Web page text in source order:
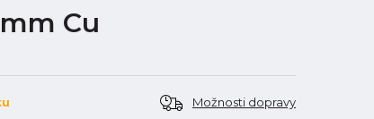
Cu
Možnosti dopravy